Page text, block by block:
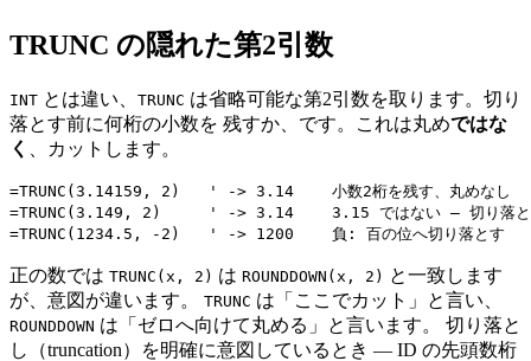
TRUNC の隠れた第2引数
INT とは違い、 TRUNC は省略可能な第2引数を取ります。切り
落とす前に何桁の小数を 残すか、です。これは丸めではな
く
、カットします。
=TRUNC(3.14159, 2)   ' -> 3.14    小数2桁を残す、丸めなし
=TRUNC(3.149, 2)     ' -> 3.14    3.15 ではない — 切り落とす
正の数では TRUNC(x, 2) は ROUNDDOWN(x, 2) と一致します
が、意図が違います。 TRUNC は「ここでカット」と言い、
ROUNDDOWN は「ゼロへ向けて丸める」と言います。 切り落と
し（truncation）を明確に意図しているとき — ID の先頭数桁